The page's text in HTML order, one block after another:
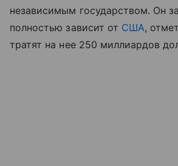
независимым государством. Он
полностью зависит от США,
тратят на нее 250 миллиардов